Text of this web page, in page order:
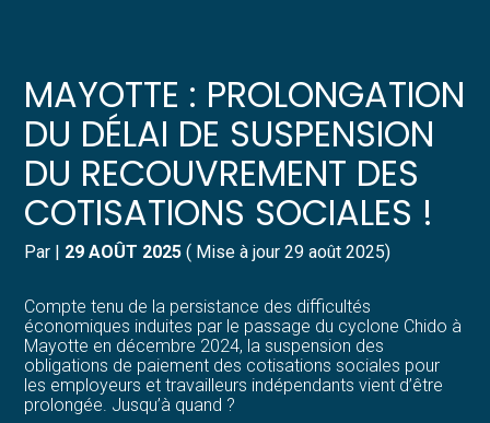
Gérer votre quotidien
Piloter votre entreprise
Développer votre entreprise
Structurer votre croissance
Être prêt pour la facturation
électronique
Suivre votre comptabilité
Gérer vos ressources humaines
Dématérialiser vos documents
MAYOTTE : PROLONGATION
DU DÉLAI DE SUSPENSION
DU RECOUVREMENT DES
COTISATIONS SOCIALES !
Par | 29 AOÛT 2025 ( Mise à jour 29 août 2025)
Compte tenu de la persistance des difficultés
économiques induites par le passage du cyclone Chido à
Mayotte en décembre 2024, la suspension des
obligations de paiement des cotisations sociales pour
les employeurs et travailleurs indépendants vient d’être
prolongée. Jusqu’à quand ?